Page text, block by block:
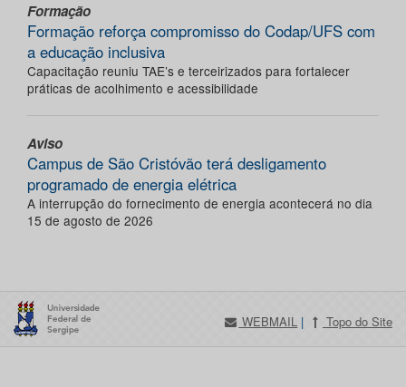
Formação
Formação reforça compromisso do Codap/UFS com
a educação inclusiva
Capacitação reuniu TAE’s e terceirizados para fortalecer
práticas de acolhimento e acessibilidade
Aviso
Campus de São Cristóvão terá desligamento
programado de energia elétrica
A interrupção do fornecimento de energia acontecerá no dia
15 de agosto de 2026
WEBMAIL | Topo do Site